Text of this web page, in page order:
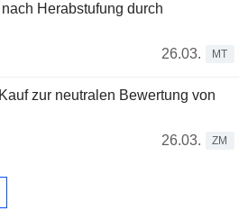
Herabstufung durch
26.03.
MT
zur neutralen Bewertung von
26.03.
ZM